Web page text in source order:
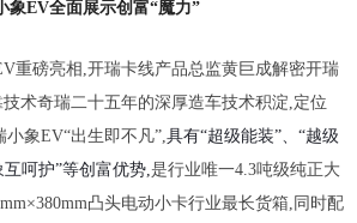
象EV全面展示创富“魔力”
重磅亮相,开瑞卡线产品总监黄巨成解密开瑞
术奇瑞二十五年的深厚造车技术积淀,定位
小象EV“出生即不凡”,具有“超级能装”、“越级
互呵护”等创富优势,是行业唯一4.3吨级纯正大
凸头电动小卡行业最长货箱, 同时配